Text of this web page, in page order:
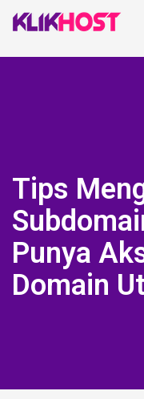
Tips
Punya
Domain